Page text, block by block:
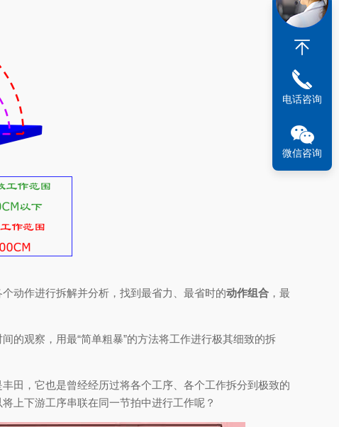
个动作进行拆解并分析，找到最省力、最省时的动作组合 ，最
的观察，用最“简单粗暴”的方法将工作进行极其细致的拆
田，它也是曾经经历过将各个工序、各个工作拆分到极致的
上下游工序串联在同一节拍中进行工作呢？
电话咨询
微信咨询